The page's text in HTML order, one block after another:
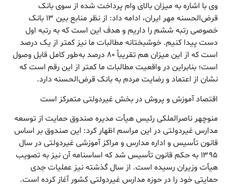
وی با اشاره به میزان بالای وام پرداخت شده از سوی بانک
قرض‌الحسنه مهر ایران، ادامه داد: از نظر منابع بین ۱۳ بانک
خصوصی رتبه ششم را داریم و هدف این است که به رتبه اول
دست پیدا کنیم. خوشبختانه مطالبات ما نیز کمتر از یک درصد
است که از این میزان هم تقریباً ۸۰ درصد به‌طور کامل قابل وصول
است؛ بنابراین در واقعیت مطالبات ما کمتر از این رقم است که
نشان از اعتماد و رضایت مردم به بانک قرض‌الحسنه دارد.
اقتصاد آموزش و پروش در بخش غیردولتی متمرکز است
منوچهر ناصرالملکی رئیس هیأت مدیره صندوق حمایت از توسعه
مدارس غیردولتی در این مراسم اظهار کرد: این صندوق بر اساس
قانون تأسیس و اداره مدارس و مراکز آموزشی غیردولتی در سال
۱۳۹۵ به حکم قانون تأسیس شد که اساسنامه آن نیز به تصویب
هیأت وزیران رسیده است. از سال گذشته نیز عملیات جدی
حمایتی خود را در حوزه مدارس غیردولتی کشور آغاز کرده است.